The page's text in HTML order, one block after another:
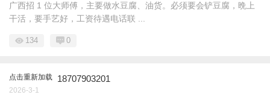
广西招 1 位大师傅，主要做水豆腐、油货。必须要会铲豆腐，晩上
干活，要手艺好，工资待遇电话联 ...
134 0
点击重新加载 18707903201
2026-3-1